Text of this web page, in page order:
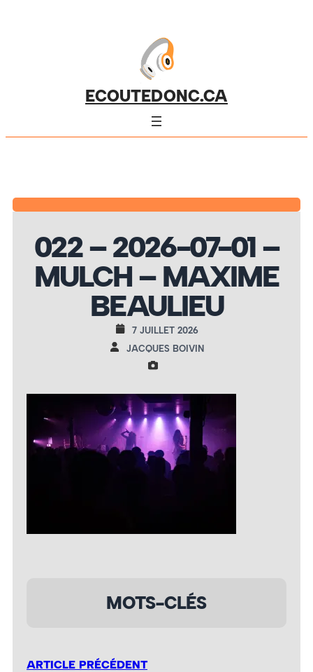
ECOUTEDONC.CA
022 – 2026-07-01 –
MULCH – MAXIME
BEAULIEU
7 JUILLET 2026
JACQUES BOIVIN
MOTS-CLÉS
ARTICLE PRÉCÉDENT